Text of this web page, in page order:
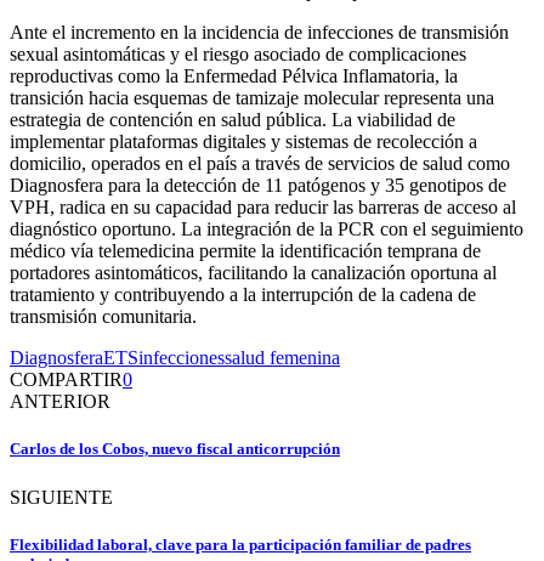
Ante el incremento en la incidencia de infecciones de transmisión
sexual asintomáticas y el riesgo asociado de complicaciones
reproductivas como la Enfermedad Pélvica Inflamatoria, la
transición hacia esquemas de tamizaje molecular representa una
estrategia de contención en salud pública. La viabilidad de
implementar plataformas digitales y sistemas de recolección a
domicilio, operados en el país a través de servicios de salud como
Diagnosfera para la detección de 11 patógenos y 35 genotipos de
VPH, radica en su capacidad para reducir las barreras de acceso al
diagnóstico oportuno. La integración de la PCR con el seguimiento
médico vía telemedicina permite la identificación temprana de
portadores asintomáticos, facilitando la canalización oportuna al
tratamiento y contribuyendo a la interrupción de la cadena de
transmisión comunitaria.
DiagnosferaETSinfeccionessalud femenina
COMPARTIR0
ANTERIOR
Carlos de los Cobos, nuevo fiscal anticorrupción
SIGUIENTE
Flexibilidad laboral, clave para la participación familiar de padres